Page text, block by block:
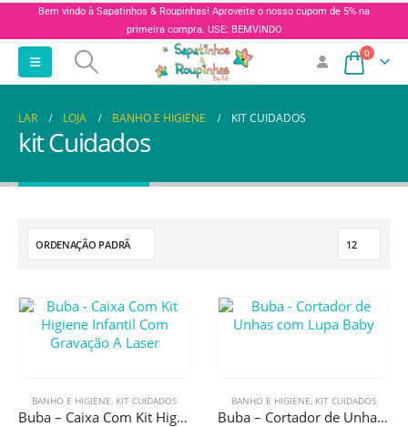
Bem vindo à Sapatinhos & Roupinhas! Aproveite o nosso cupom de 5% na
primeira compra. USE: BEMVINDO
0
LAR LOJA BANHO E HIGIENE KIT CUIDADOS
kit Cuidados
BANHO E HIGIENE, KIT CUIDADOS
Buba – Caixa Com Kit Higiene Infantil Com Gravação A Laser
BANHO E HIGIENE, KIT CUIDADOS
Buba – Cortador de Unhas com Lupa Baby